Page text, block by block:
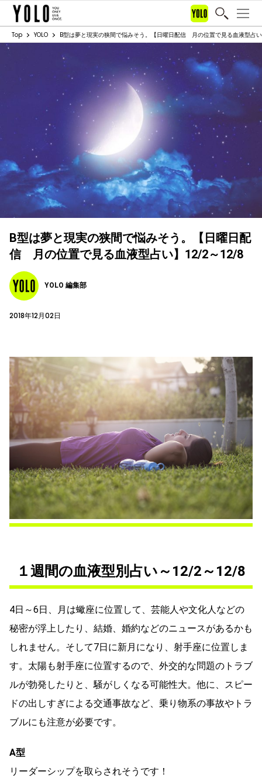
Top YOLO B型は夢と現実の狭間で悩みそう。【日曜日配信 月の位置で見る血液型占
B型は夢と現実の狭間で悩みそう。【日曜日配
信 月の位置で見る血液型占い】12/2～12/8
YOLO 編集部
2018年12月02日
１週間の血液型別占い～12/2～12/8
4日～6日、月は蠍座に位置して、芸能人や文化人などの
秘密が浮上したり、結婚、婚約などのニュースがあるかも
しれません。そして7日に新月になり、射手座に位置しま
す。太陽も射手座に位置するので、外交的な問題のトラブ
ルが勃発したりと、騒がしくなる可能性大。他に、スピー
ドの出しすぎによる交通事故など、乗り物系の事故やトラ
ブルにも注意が必要です。
A型
リーダーシップを取らされそうです！